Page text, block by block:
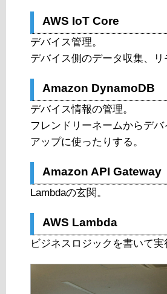
AWS IoT Core
デバイス管理。
デバイス側のデータ収集、リ
Amazon DynamoDB
デバイス情報の管理。
フレンドリーネームからデバ
アップに使ったりする。
Amazon API Gateway
Lambdaの玄関。
AWS Lambda
ビジネスロジックを書いて実